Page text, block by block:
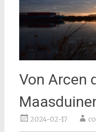
Von Arcen
2024-02-17